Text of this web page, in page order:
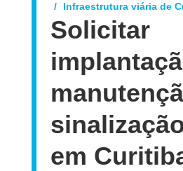
Infraestrutura viária de
Solicitar
em